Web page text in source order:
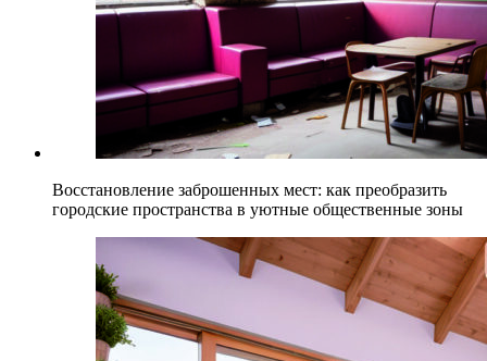
Восстановление заброшенных мест: как преобразить
городские пространства в уютные общественные зоны